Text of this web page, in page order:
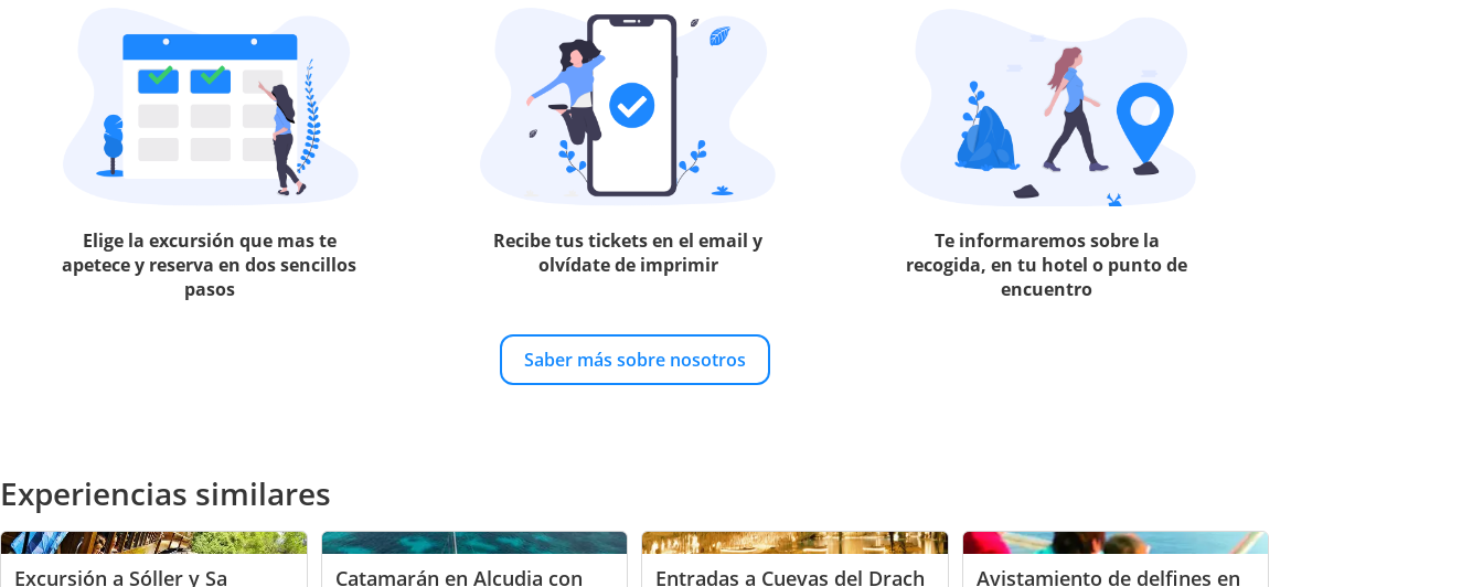
Elige la excursión que mas te
apetece y reserva en dos sencillos
pasos
Recibe tus tickets en el email y
olvídate de imprimir
Te informaremos sobre la
recogida, en tu hotel o punto de
encuentro
Saber más sobre nosotros
Experiencias similares
Excursión a Sóller y Sa Catamarán en Alcudia con Entradas a Cuevas del Drach Avistamiento de delfines en